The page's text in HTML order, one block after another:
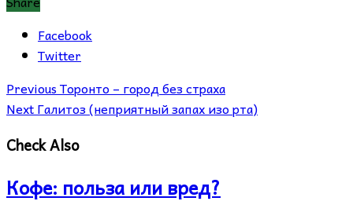
Facebook
Twitter
PreviousТоронто – город без страха
NextГалитоз (неприятный запах изо рта)
Check Also
Кофе: польза или вред?